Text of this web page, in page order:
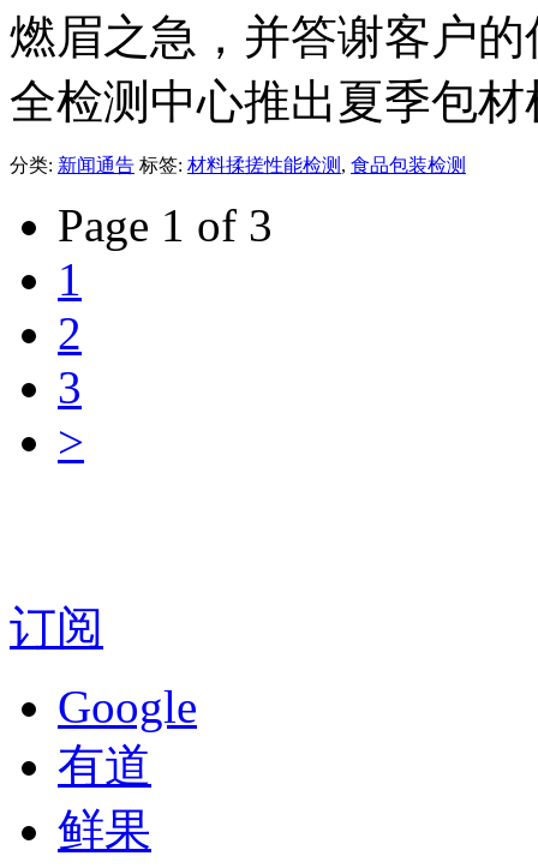
燃眉之急，并答谢客户
全检测中心推出夏季包
分类: 新闻通告 标签: 材料揉搓性能检测 , 食品包装检测
Page 1 of 3
1
2
3
>
订阅
Google
有道
鲜果